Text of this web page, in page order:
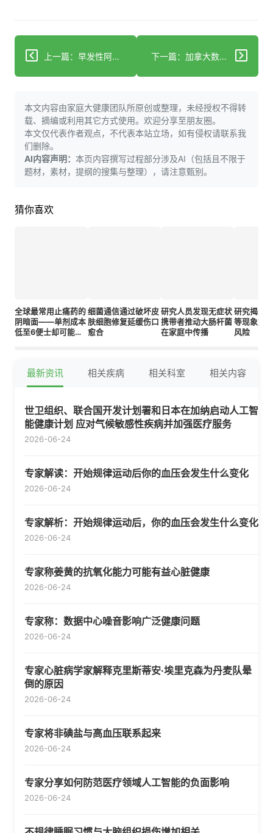
上一篇：早发性阿尔茨海默病：症状在65岁前出现 下一篇：加拿大数据保护制度中的六个月儿科数据扩展机制
本文内容由家庭大健康团队所原创或整理，未经授权不得转
载、摘编或利用其它方式使用。欢迎分享至朋友圈。
本文仅代表作者观点，不代表本站立场，如有侵权请联系我
们删除。
AI内容声明： 本页内容撰写过程部分涉及AI（包括且不限于
题材，素材，提纲的搜集与整理），请注意甄别。
猜你喜欢
全球最常用止痛药的
阴暗面——单剂成本
低至6便士却可能迅
细菌通信通过破坏皮
肤细胞修复延缓伤口
愈合
研究人员发现无症状
携带者推动大肠杆菌
在家庭中传播
研究揭示
等现象加
风险
最新资讯 相关疾病 相关科室 相关内容
世卫组织、联合国开发计划署和日本在加纳启动人工智
能健康计划 应对气候敏感性疾病并加强医疗服务
2026-06-24
专家解读：开始规律运动后你的血压会发生什么变化
2026-06-24
专家解析：开始规律运动后，你的血压会发生什么变化
2026-06-24
专家称姜黄的抗氧化能力可能有益心脏健康
2026-06-24
专家称：数据中心噪音影响广泛健康问题
2026-06-24
专家心脏病学家解释克里斯蒂安·埃里克森为丹麦队晕
倒的原因
2026-06-24
专家将非碘盐与高血压联系起来
2026-06-24
专家分享如何防范医疗领域人工智能的负面影响
2026-06-24